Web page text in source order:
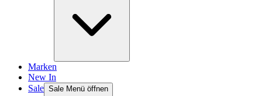
Marken
New In
Sale Sale Menü öffnen